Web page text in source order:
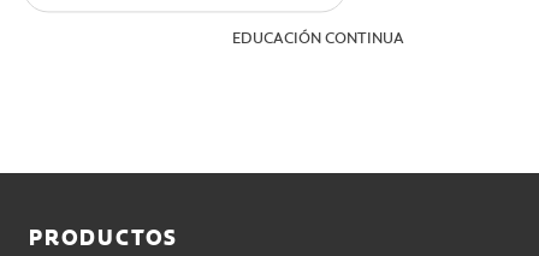
EDUCACIÓN CONTINUA
PRODUCTOS